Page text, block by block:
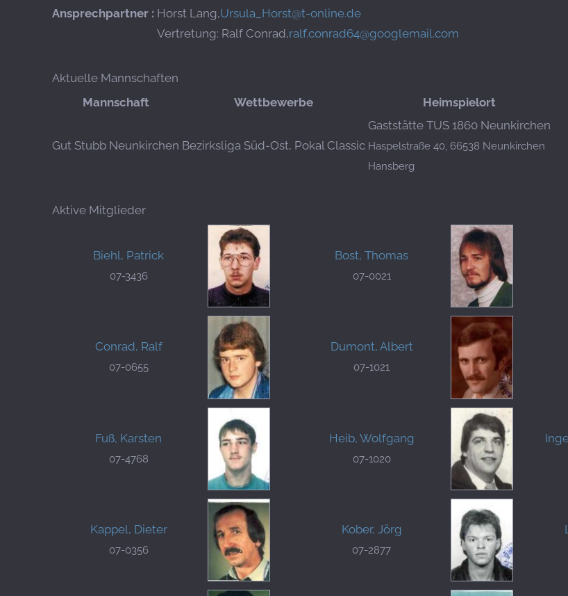
Ansprechpartner : Horst Lang,Ursula_Horst@t-online.de
Vertretung: Ralf Conrad,ralf.conrad64@googlemail.com
Aktuelle Mannschaften
Mannschaft
Wettbewerbe Heimspielort
Gut Stubb Neunkirchen Bezirksliga Süd-Ost, Pokal Classic
Gaststätte TUS 1860 Neunkirchen
Haspelstraße 40, 66538 Neunkirchen
Hansberg
Aktive Mitglieder
Biehl, Patrick
07-3436
Bost, Thomas
07-0021
Conrad, Ralf
07-0655
Dumont, Albert
07-1021
Fuß, Karsten
07-4768
Heib, Wolfgang
07-1020
Kappel, Dieter
07-0356
Kober, Jörg
07-2877